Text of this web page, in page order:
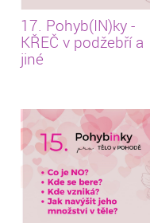
17. Pohyb(IN)ky -
KŘEČ v podžebří a
jiné